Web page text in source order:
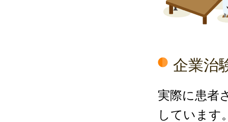
企業治
実際に患者
しています